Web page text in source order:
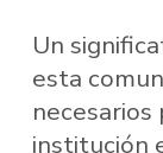
Un
esta
institución